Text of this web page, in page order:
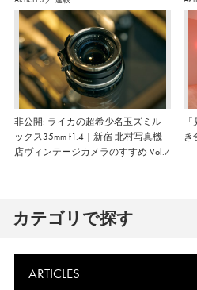
非公開: ライカの超希少名玉ズミル
ックス35mm f1.4｜新宿 北村写真機
店ヴィンテージカメラのすすめ Vol.7
き
カテゴリで探す
ARTICLES